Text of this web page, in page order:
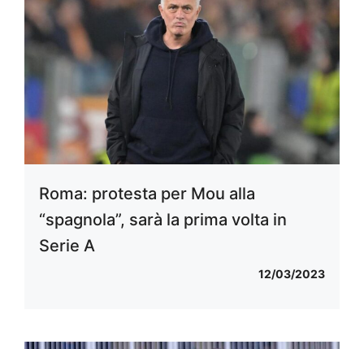
Roma: protesta per Mou alla
“spagnola”, sarà la prima volta in
Serie A
12/03/2023